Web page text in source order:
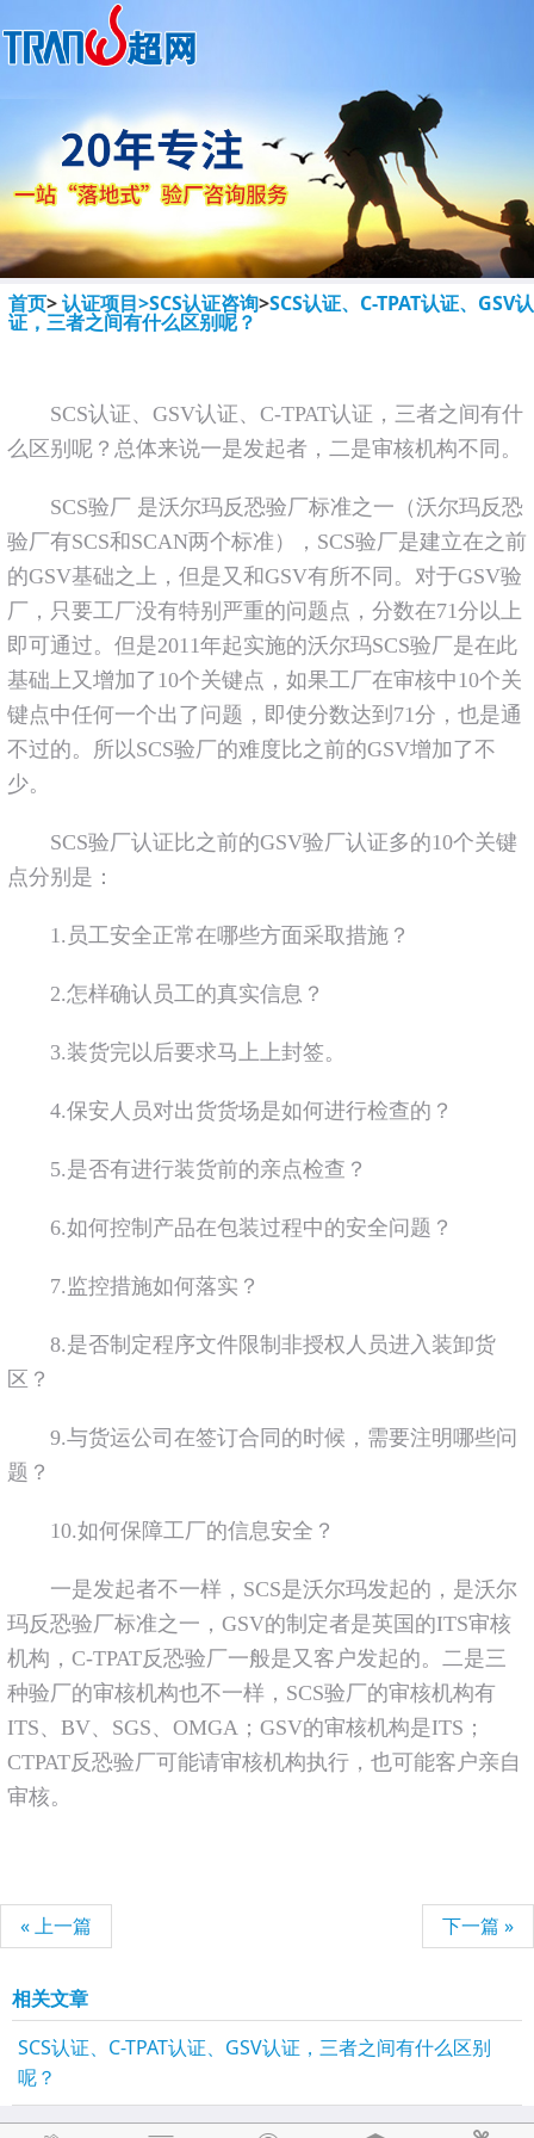
首页>认证项目>SCS认证咨询>SCS认证、C-TPAT认证、GSV认
证，三者之间有什么区别呢？
SCS认证、GSV认证、C-TPAT认证，三者之间有什
么区别呢？总体来说一是发起者，二是审核机构不同。
SCS验厂 是沃尔玛反恐验厂标准之一（沃尔玛反恐
验厂有SCS和SCAN两个标准），SCS验厂是建立在之前
的GSV基础之上，但是又和GSV有所不同。对于GSV验
厂，只要工厂没有特别严重的问题点，分数在71分以上
即可通过。但是2011年起实施的沃尔玛SCS验厂是在此
基础上又增加了10个关键点，如果工厂在审核中10个关
键点中任何一个出了问题，即使分数达到71分，也是通
不过的。所以SCS验厂的难度比之前的GSV增加了不
少。
SCS验厂认证比之前的GSV验厂认证多的10个关键
点分别是：
1.员工安全正常在哪些方面采取措施？
2.怎样确认员工的真实信息？
3.装货完以后要求马上上封签。
4.保安人员对出货货场是如何进行检查的？
5.是否有进行装货前的亲点检查？
6.如何控制产品在包装过程中的安全问题？
7.监控措施如何落实？
8.是否制定程序文件限制非授权人员进入装卸货
区？
9.与货运公司在签订合同的时候，需要注明哪些问
题？
10.如何保障工厂的信息安全？
一是发起者不一样，SCS是沃尔玛发起的，是沃尔
玛反恐验厂标准之一，GSV的制定者是英国的ITS审核
机构，C-TPAT反恐验厂一般是又客户发起的。二是三
种验厂的审核机构也不一样，SCS验厂的审核机构有
ITS、BV、SGS、OMGA；GSV的审核机构是ITS；
CTPAT反恐验厂可能请审核机构执行，也可能客户亲自
审核。
« 上一篇 下一篇 »
相关文章
SCS认证、C-TPAT认证、GSV认证，三者之间有什么区别
呢？